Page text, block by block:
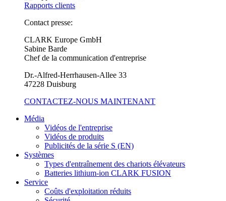
Rapports clients
Contact presse:
CLARK Europe GmbH
Sabine Barde
Chef de la communication d'entreprise
Dr.-Alfred-Herrhausen-Allee 33
47228 Duisburg
CONTACTEZ-NOUS MAINTENANT
Média
Vidéos de l'entreprise
Vidéos de produits
Publicités de la série S (EN)
Systèmes
Types d'entraînement des chariots élévateurs
Batteries lithium-ion CLARK FUSION
Service
Coûts d'exploitation réduits